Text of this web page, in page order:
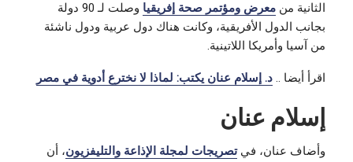
الثانية من معرض ومؤتمر صحة إفريقيا
وصلت لـ 90 دولة
بجانب الدول الأفريقية، وكانت هناك دول عربية ودول ناشئة
من آسيا وأمريكا اللاتينية.
اقرأ أيضا .. د. إسلام عنان يكتب: لماذا لا نخترع أدوية في مصر
إسلام عنان
وأضاف عنان، فيتصريجات لمجلة الإذاعة والتليفزيون، أن